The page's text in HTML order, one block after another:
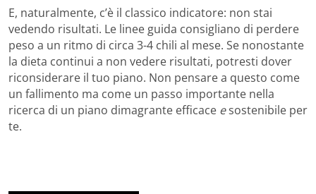
E, naturalmente, c’è il classico indicatore: non stai
vedendo risultati. Le linee guida consigliano di perdere
peso a un ritmo di circa 3-4 chili al mese. Se nonostante
la dieta continui a non vedere risultati, potresti dover
riconsiderare il tuo piano. Non pensare a questo come
un fallimento ma come un passo importante nella
ricerca di un piano dimagrante efficace esostenibile per
te.